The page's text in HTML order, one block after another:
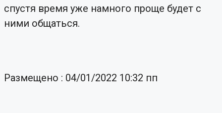
спустя время уже намного проще будет с
ними общаться.
Размещено : 04/01/2022 10:32 пп